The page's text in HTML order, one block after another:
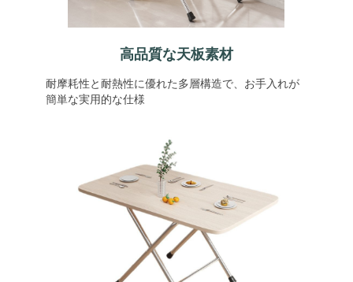
高品質な天板素材
耐摩耗性と耐熱性に優れた多層構造で、お手入れが
簡単な実用的な仕様